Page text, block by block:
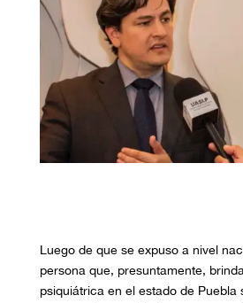
Luego de que se expuso a nivel
persona que, presuntamente,
psiquiátrica en el estado de Puebla